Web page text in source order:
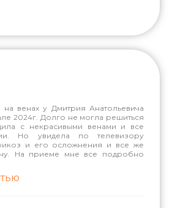
венах у Дмитрия Анатольевича
2024г. Долго не могла решиться
с некрасивыми венами и все
Но увидела по телевизору
и его осложнения и все же
На приеме мне все подробно